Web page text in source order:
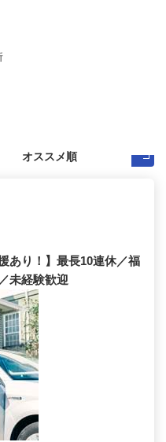
あり！】最長10連休／福
未経験歓迎